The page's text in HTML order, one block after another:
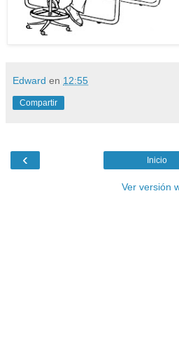
Edward en 12:55
Compartir
‹ Inicio
Ver versión